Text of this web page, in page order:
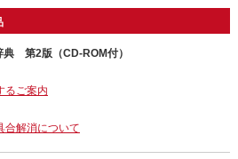
典 第2版（CD-ROM付）
るご案内
合解消について